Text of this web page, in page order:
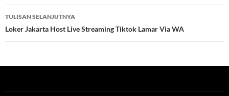
TULISAN SELANJUTNYA
Loker Jakarta Host Live Streaming Tiktok Lamar Via WA